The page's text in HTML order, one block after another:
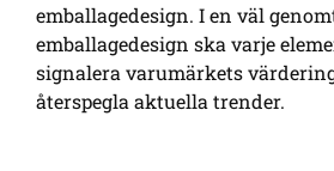
emballagedesign. I en väl
emballagedesign ska varje
signalera varumärkets
återspegla aktuella trender.